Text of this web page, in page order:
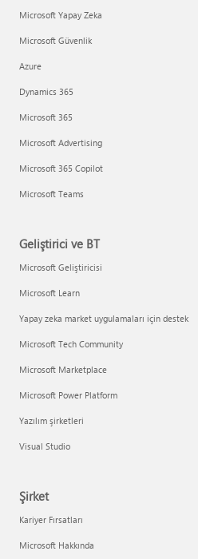
Microsoft Yapay Zeka
Microsoft Güvenlik
Azure
Dynamics 365
Microsoft 365
Microsoft Advertising
Microsoft 365 Copilot
Microsoft Teams
Geliştirici ve BT
Microsoft Geliştiricisi
Microsoft Learn
Yapay zeka market uygulamaları için destek
Microsoft Tech Community
Microsoft Marketplace
Microsoft Power Platform
Yazılım şirketleri
Visual Studio
Şirket
Kariyer Fırsatları
Microsoft Hakkında